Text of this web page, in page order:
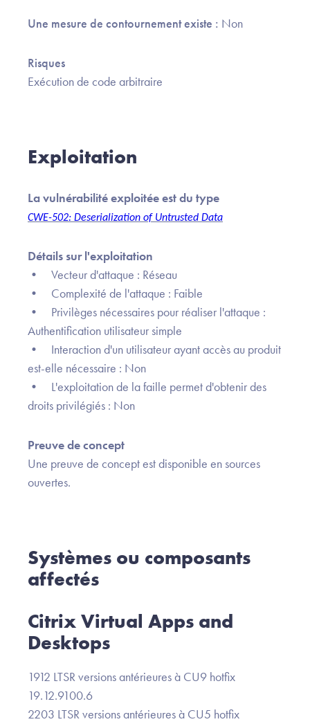
Une mesure de contournement existe : Non
Risques
Exécution de code arbitraire
Exploitation
La vulnérabilité exploitée est du type
CWE-502: Deserialization of Untrusted Data
Détails sur l'exploitation
• Vecteur d'attaque : Réseau
• Complexité de l'attaque : Faible
• Privilèges nécessaires pour réaliser l'attaque :
Authentification utilisateur simple
• Interaction d'un utilisateur ayant accès au produit
est-elle nécessaire : Non
• L'exploitation de la faille permet d'obtenir des
droits privilégiés : Non
Preuve de concept
Une preuve de concept est disponible en sources
ouvertes.
Systèmes ou composants
affectés
Citrix Virtual Apps and
Desktops
1912 LTSR versions antérieures à CU9 hotfix
19.12.9100.6
2203 LTSR versions antérieures à CU5 hotfix